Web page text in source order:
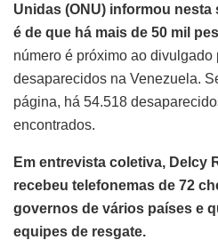
Unidas (ONU) informou nesta
é de que há mais de 50 mil
número é próximo ao divulgado
desaparecidos na Venezuela.
página, há 54.518
encontrados.
Em entrevista coletiva, Delcy
recebeu telefonemas de 72
governos de vários países e
equipes de resgate.